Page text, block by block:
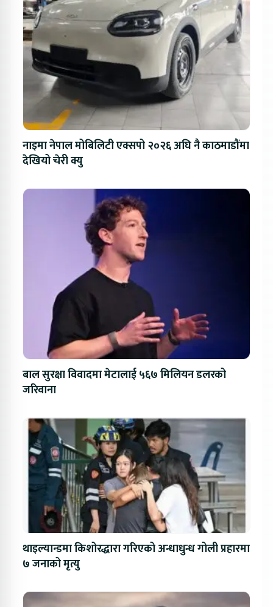
नाइमा नेपाल मोबिलिटी एक्सपो २०२६ अघि नै काठमाडौंमा
देखियो चेरी क्यु
बाल सुरक्षा विवादमा मेटालाई ५६७ मिलियन डलरको
जरिवाना
थाइल्यान्डमा किशोरद्धारा गरिएको अन्धाधुन्ध गोली प्रहारमा
७ जनाको मृत्यु